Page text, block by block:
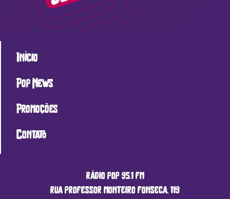
Início
Pop News
Promoções
Contato
rádio pop 95.1 fm
rua professor monteiro fonseca, 119